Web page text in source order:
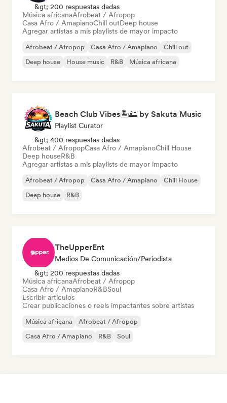
&gt; 200 respuestas dadas
Música africanaAfrobeat / Afropop
Casa Afro / AmapianoChill outDeep house
Agregar artistas a mis playlists de mayor impacto
Afrobeat / Afropop Casa Afro / Amapiano
Chill out
Deep house
House music R&B Música africana
Beach Club Vibes🏝️🌅 by Sakuta Music
Playlist Curator
&gt; 400 respuestas dadas
Afrobeat / AfropopCasa Afro / AmapianoChill House
Deep houseR&B
Agregar artistas a mis playlists de mayor impacto
Afrobeat / Afropop Casa Afro / Amapiano
Chill House
Deep house
R&B
TheUpperEnt
Medios De Comunicación/Periodista
&gt; 200 respuestas dadas
Música africanaAfrobeat / Afropop
Casa Afro / AmapianoR&BSoul
Escribir artículos
Crear publicaciones o reels impactantes sobre artistas
Música africana
Afrobeat / Afropop
Casa Afro / Amapiano
R&B Soul